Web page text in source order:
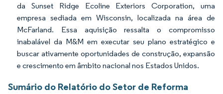
da Sunset Ridge Ecoline Exteriors Corporation, uma
empresa sediada em Wisconsin, localizada na área de
McFarland. Essa aquisição ressalta o compromisso
inabalável da M&M em executar seu plano estratégico e
buscar ativamente oportunidades de construção, expansão
e crescimento em âmbito nacional nos Estados Unidos.
Sumário do Relatório do Setor de Reforma